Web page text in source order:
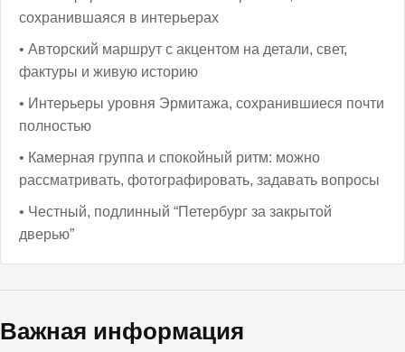
сохранившаяся в интерьерах
• Авторский маршрут с акцентом на детали, свет,
фактуры и живую историю
• Интерьеры уровня Эрмитажа, сохранившиеся почти
полностью
• Камерная группа и спокойный ритм: можно
рассматривать, фотографировать, задавать вопросы
• Честный, подлинный “Петербург за закрытой
дверью”
Важная информация